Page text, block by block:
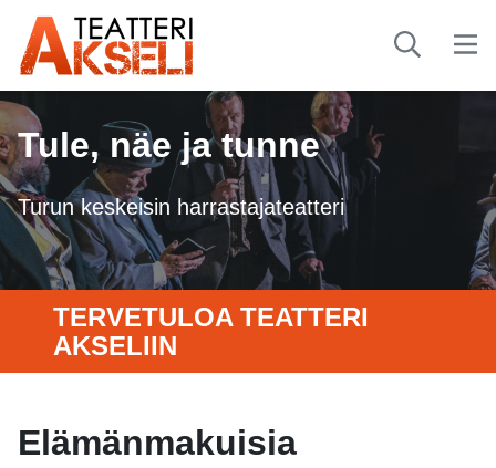
Tule, näe ja tunne
Turun keskeisin harrastajateatteri
TERVETULOA TEATTERI
AKSELIIN
Elämänmakuisia